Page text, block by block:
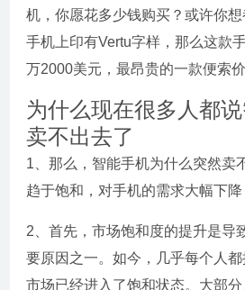
机，你愿花多少钱购买？或许你
手机上印有Vertu字样，那么这款
万2000美元，最昂贵的一款便索
为什么现在很多人都
卖不出去了
1、那么，智能手机为什么突然卖
趋于饱和，对手机的需求大幅下降
2、首先，市场饱和度的提升是导
要原因之一。如今，几乎每个人都
市场已经进入了饱和状态。大部